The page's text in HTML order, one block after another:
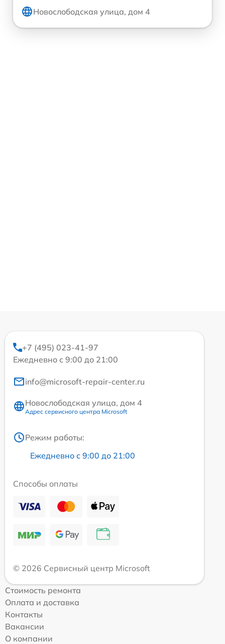
Новослободская улица, дом 4
+7 (495) 023-41-97
Ежедневно с 9:00 до 21:00
info@microsoft-repair-center.ru
Новослободская улица, дом 4
Адрес сервисного центра Microsoft
Режим работы:
Ежедневно с 9:00 до 21:00
Способы оплаты
© 2026 Сервисный центр Microsoft
Стоимость ремонта
Оплата и доставка
Контакты
Вакансии
О компании